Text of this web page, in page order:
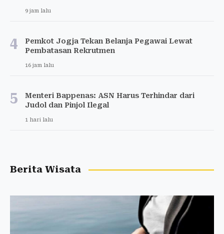
9 jam lalu
4
Pemkot Jogja Tekan Belanja Pegawai Lewat
Pembatasan Rekrutmen
16 jam lalu
5
Menteri Bappenas: ASN Harus Terhindar dari
Judol dan Pinjol Ilegal
1 hari lalu
Berita Wisata